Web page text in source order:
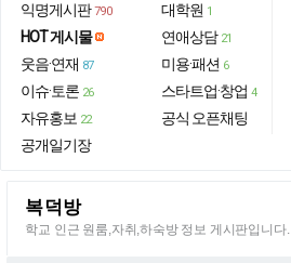
익명게시판 790
HOT 게시물
웃음·연재 87
이슈·토론 26
자유홍보 22
공개일기장
대학원 1
연애상담 21
미용·패션 6
스타트업·창업 4
공식 오픈채팅
복덕방
학교 인근 원룸,자취,하숙방 정보 게시판입니다.